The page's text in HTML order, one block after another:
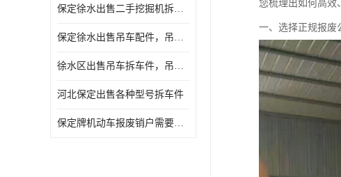
保定徐水出售二手挖掘机拆车件，挖掘机配件，液压件出售
保定徐水出售吊车配件，吊车拆车件出售
徐水区出售吊车拆车件，吊车液压件，吊车发动机变速箱出售
河北保定出售各种型号拆车件
保定牌机动车报废销户需要带哪些手续，流程咨询
您梳理出如何高效
一、选择正规报废